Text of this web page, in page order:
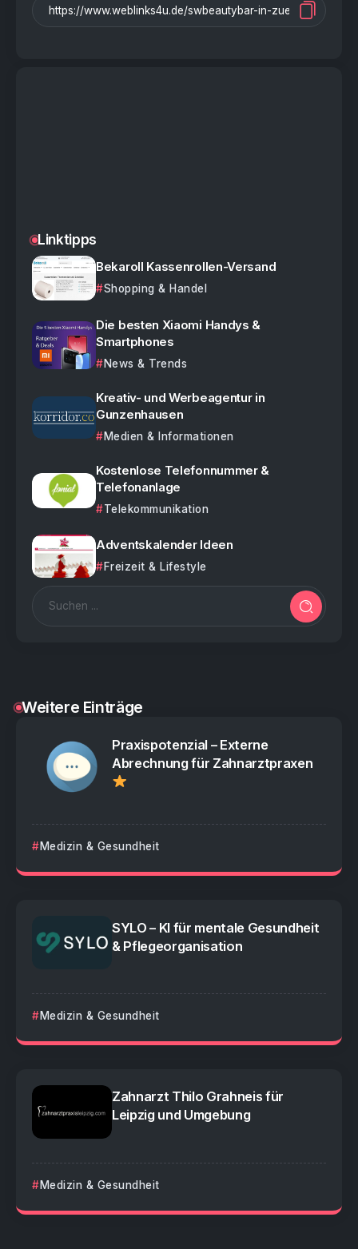
Linktipps
Bekaroll Kassenrollen-Versand
Shopping & Handel
Die besten Xiaomi Handys &
Smartphones
News & Trends
Kreativ- und Werbeagentur in
Gunzenhausen
Medien & Informationen
Kostenlose Telefonnummer &
Telefonanlage
Telekommunikation
Adventskalender Ideen
Freizeit & Lifestyle
Weitere Einträge
Praxispotenzial – Externe
Abrechnung für Zahnarztpraxen
Medizin & Gesundheit
SYLO – KI für mentale Gesundheit
& Pflegeorganisation
Medizin & Gesundheit
Zahnarzt Thilo Grahneis für
Leipzig und Umgebung
Medizin & Gesundheit